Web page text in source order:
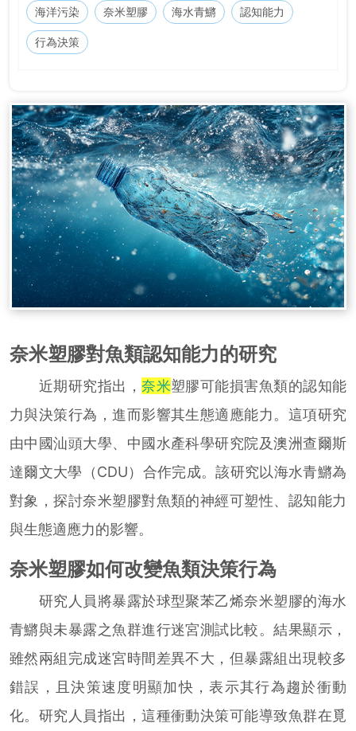
海洋污染 奈米塑膠 海水青鱂 認知能力
行為決策
奈米塑膠對魚類認知能力的研究
近期研究指出，奈米塑膠可能損害魚類的認知能
力與決策行為，進而影響其生態適應能力。這項研究
由中國汕頭大學、中國水產科學研究院及澳洲查爾斯
達爾文大學（CDU）合作完成。該研究以海水青鱂為
對象，探討奈米塑膠對魚類的神經可塑性、認知能力
與生態適應力的影響。
奈米塑膠如何改變魚類決策行為
研究人員將暴露於球型聚苯乙烯奈米塑膠的海水
青鱂與未暴露之魚群進行迷宮測試比較。結果顯示，
雖然兩組完成迷宮時間差異不大，但暴露組出現較多
錯誤，且決策速度明顯加快，表示其行為趨於衝動
化。研究人員指出，這種衝動決策可能導致魚群在覓